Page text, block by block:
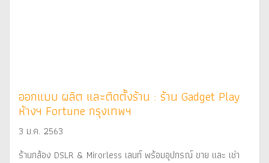
ออกแบบ ผลิต และติดตั้งร้าน : ร้าน Gadget Play
ห้างฯ Fortune กรุงเทพฯ
3 ม.ค. 2563
ร้านกล้อง DSLR & Mirorless เลนท์ พร้อมอุปกรณ์ ขาย และ เช่า